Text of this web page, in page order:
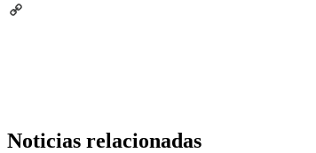
Email
Noticias relacionadas